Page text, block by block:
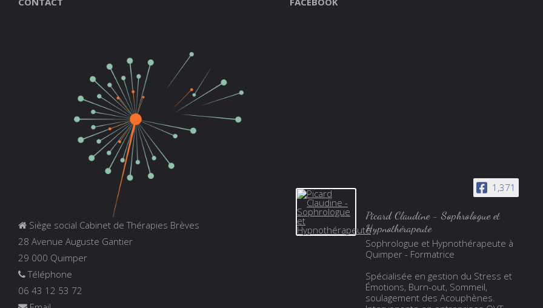
Siège social Cabinet de Thérapies Brèves
28 Avenue Auguste Gantier
29 000 Quimper
Téléphone
06 43 12 53 72
1,371
Picard Claudine - Sophrologue et
Hypnothérapeute
Sophrologue et Hypnothérapeute à
Quimper - Formatrice
Spécialisée en gestion du Stress et
Émotions, Burn-out, Sommeil,
soulagement des Acouphènes.